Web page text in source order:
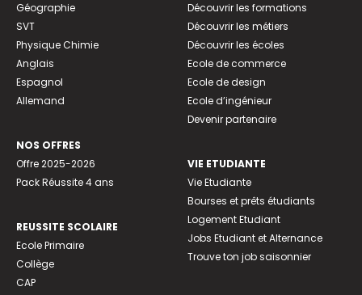
Géographie
SVT
Physique Chimie
Anglais
Espagnol
Allemand
NOS OFFRES
Offre 2025-2026
Pack Réussite 4 ans
REUSSITE SCOLAIRE
Ecole Primaire
Collège
CAP
Découvrir les formations
Découvrir les métiers
Découvrir les écoles
Ecole de commerce
Ecole de design
Ecole d’ingénieur
Devenir partenaire
VIE ETUDIANTE
Vie Etudiante
Bourses et prêts étudiants
Logement Etudiant
Jobs Etudiant et Alternance
Trouve ton job saisonnier